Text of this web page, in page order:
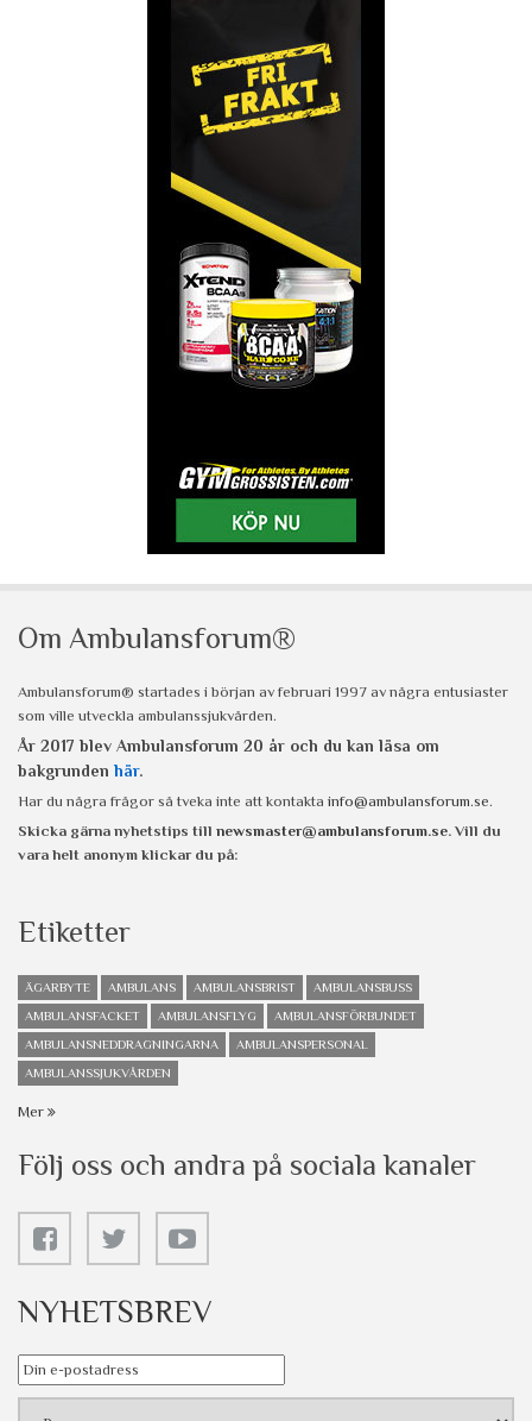
Om Ambulansforum®
Ambulansforum® startades i början av februari 1997 av några entusiaster
som ville utveckla ambulanssjukvården.
År 2017 blev Ambulansforum 20 år och du kan läsa om
bakgrunden här.
Har du några frågor så tveka inte att kontakta info@ambulansforum.se.
Skicka gärna nyhetstips till newsmaster@ambulansforum.se. Vill du
vara helt anonym klickar du på:
Etiketter
ÄGARBYTE AMBULANS AMBULANSBRIST
AMBULANSBUSS
AMBULANSFACKET
AMBULANSFLYG
AMBULANSFÖRBUNDET
AMBULANSNEDDRAGNINGARNA
AMBULANSPERSONAL
AMBULANSSJUKVÅRDEN
Mer
Följ oss och andra på sociala kanaler
NYHETSBREV